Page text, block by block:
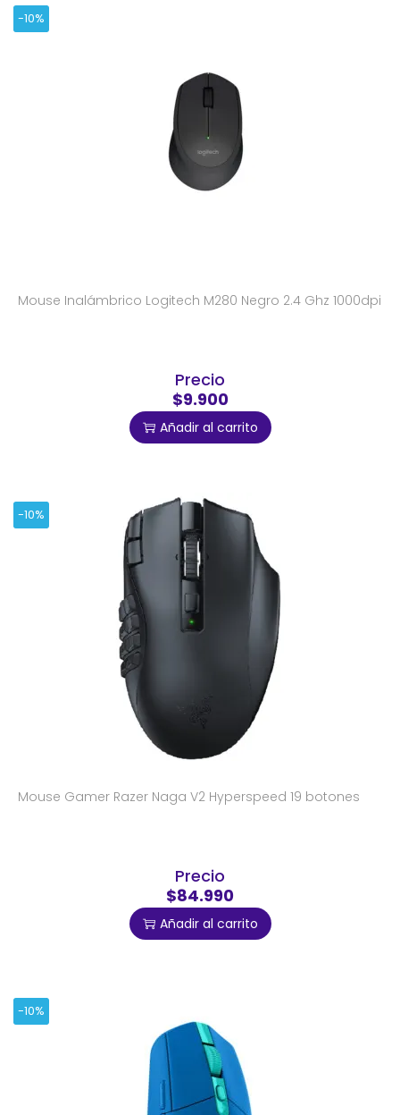
-10%
Mouse Inalámbrico Logitech M280 Negro 2.4 Ghz 1000dpi
Precio
$9.900
Añadir al carrito
-10%
Mouse Gamer Razer Naga V2 Hyperspeed 19 botones
Precio
$84.990
Añadir al carrito
-10%